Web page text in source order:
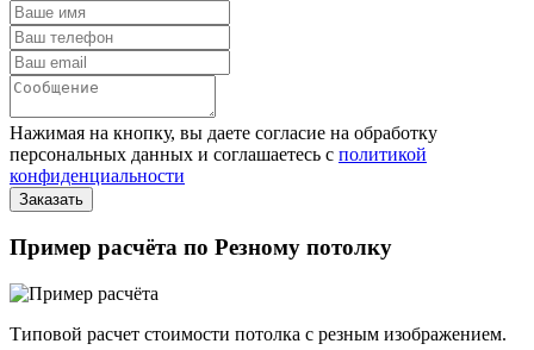
Нажимая на кнопку, вы даете согласие на обработку
персональных данных и соглашаетесь с политикой
конфиденциальности
Пример расчёта по Резному потолку
Типовой расчет стоимости потолка с резным изображением.